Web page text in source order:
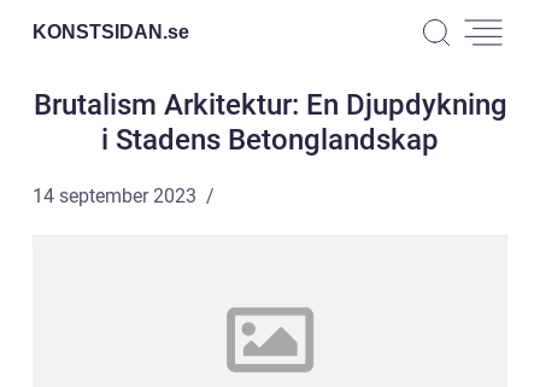
KONSTSIDAN.se
Brutalism Arkitektur: En Djupdykning
i Stadens Betonglandskap
14 september 2023